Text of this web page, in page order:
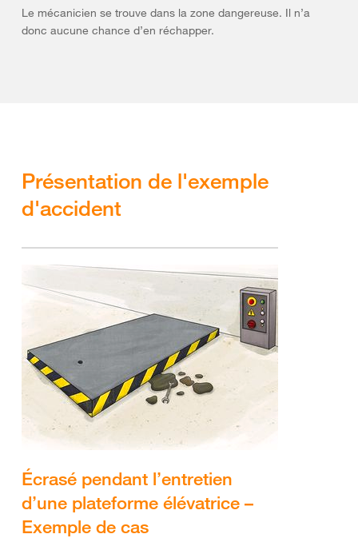
Le mécanicien se trouve dans la zone dangereuse. Il n’a
donc aucune chance d’en réchapper.
Présentation de l'exemple
d'accident
Écrasé pendant l’entretien
d’une plateforme élévatrice –
Exemple de cas